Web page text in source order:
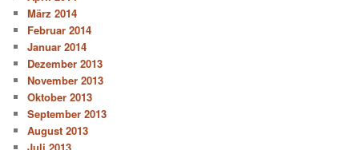
März 2014
Februar 2014
Januar 2014
Dezember 2013
November 2013
Oktober 2013
September 2013
August 2013